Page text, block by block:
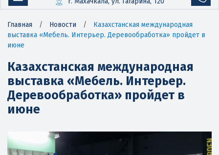
Главная / Новости /
Казахстанская международная
выставка «Мебель. Интерьер. Деревообработка» пройдет в
июне
Казахстанская международная
выставка «Мебель. Интерьер.
Деревообработка» пройдет в
июне